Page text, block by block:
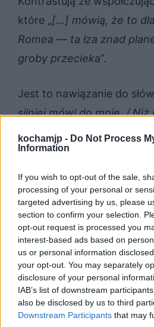
kochamjp - Do Not Process
Information
If you wish to opt-out of the sale,
processing of your personal or
targeted advertising by us, please
section to confirm your selection.
opt-out request is processed you
interest-based ads based on
us or personal information
your opt-out. You may separately
disclosure of your personal
IAB’s list of downstream
also be disclosed by us to third
Downstream Participants that may
które „[…] mówią, że to
Romea — ta łza znad
groby przecieka”.
Jest to nawiązanie do
silniej mówi do mnie, / Niż
oko ” pochodzących z
„Romantyczność” Adama
różne sposoby
mówi, czy któryś jest
jednak można zauważyć,
wypowiedź ludzi na temat
gwiazdy „ A ludzie mówią, i
[…] I — że nikt na nie… nie
Przyroda symbolizuje